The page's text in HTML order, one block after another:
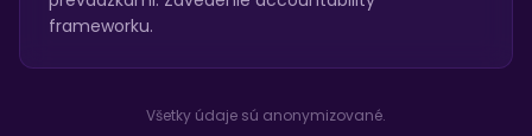
frameworku.
Všetky údaje sú anonymizované.